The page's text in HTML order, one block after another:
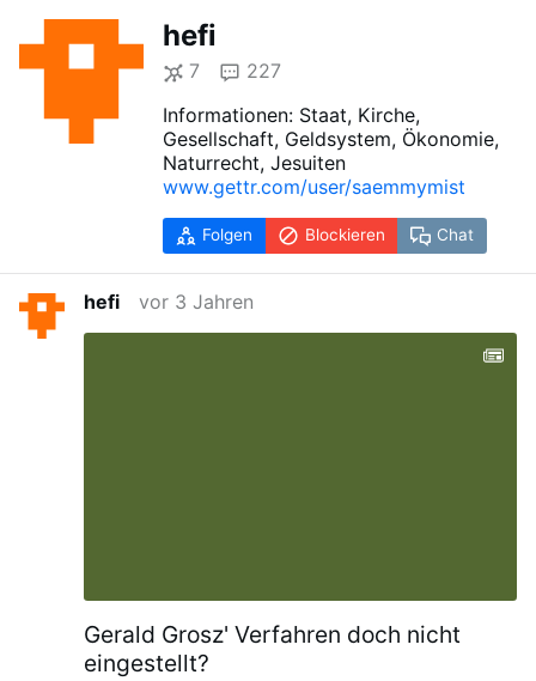
hefi
7
227
Informationen: Staat, Kirche,
Gesellschaft, Geldsystem, Ökonomie,
Naturrecht, Jesuiten
www.gettr.com/user/saemmymist
Folgen Blockieren Chat
hefi vor 3 Jahren
Gerald Grosz' Verfahren doch nicht
eingestellt?